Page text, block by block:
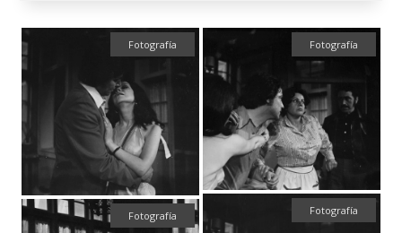
Fotografía Fotografía
Fotografía
Fotografía